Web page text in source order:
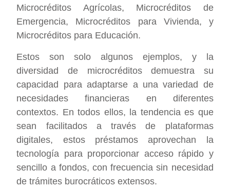
Microcréditos Agrícolas, Microcréditos de
Emergencia, Microcréditos para Vivienda, y
Microcréditos para Educación.
Estos son solo algunos ejemplos, y la
diversidad de microcréditos demuestra su
capacidad para adaptarse a una variedad de
necesidades financieras en diferentes
contextos. En todos ellos, la tendencia es que
sean facilitados a través de plataformas
digitales, estos préstamos aprovechan la
tecnología para proporcionar acceso rápido y
sencillo a fondos, con frecuencia sin necesidad
de trámites burocráticos extensos.